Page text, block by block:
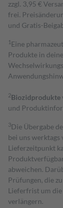
zzgl. 3,95 €
frei.
und Gratis-
1 Eine
Produkte in
2Biozidprodukte
und
3Die Übergabe
bei uns werktags
Lieferzeitpunkt
abweichen.
Prüfungen, die
Lieferfrist um
verlängern.